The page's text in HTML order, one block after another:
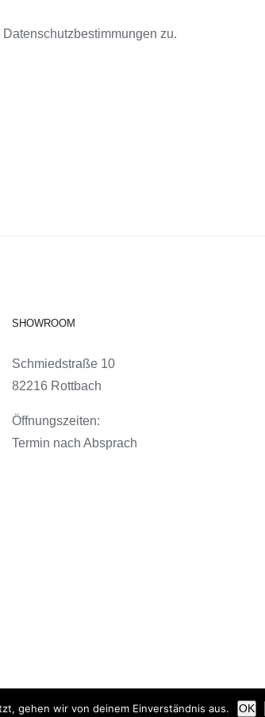
zu.
SHOWROOM
Schmiedstraße 10
82216 Rottbach
Öffnungszeiten:
Termin nach Absprach
gehen wir von deinem Einverständnis aus. OK